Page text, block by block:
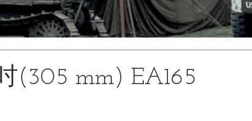
(305 mm) EA165